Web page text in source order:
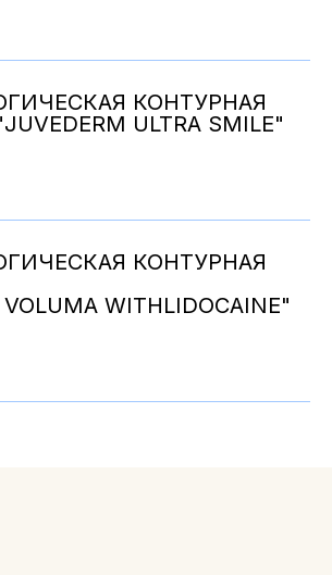
КОНТУРНАЯ
ULTRA SMILE"
КОНТУРНАЯ
WITHLIDOCAINE"